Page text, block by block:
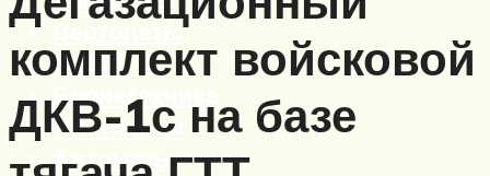
Вертолеты
Корабли
Бронетехника
Пистолеты
Автоматы
комплект войсковой
ДКВ-1с на базе